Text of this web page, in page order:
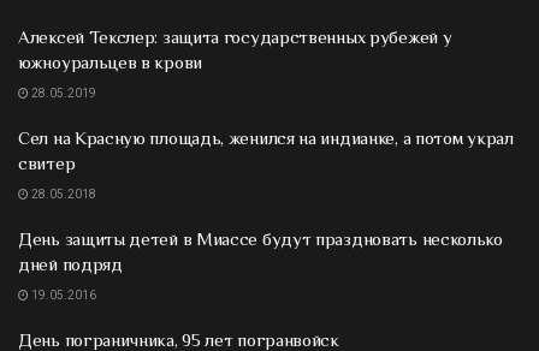
Алексей Текслер: защита государственных рубежей у
южноуральцев в крови
28.05.2019
Сел на Красную площадь, женился на индианке, а потом украл
свитер
28.05.2018
День защиты детей в Миассе будут праздновать несколько
дней подряд
19.05.2016
День пограничника, 95 лет погранвойск